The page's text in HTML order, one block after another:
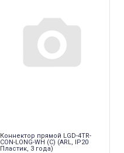
Коннектор прямой LGD-4TR-
CON-LONG-WH (C) (ARL, IP20
Пластик, 3 года)